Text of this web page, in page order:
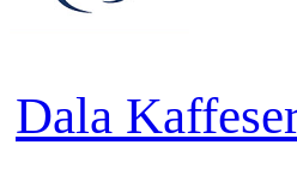
Dala